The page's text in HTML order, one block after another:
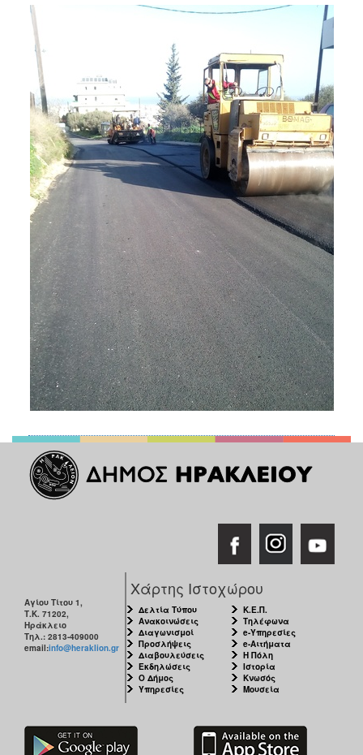
Αγίου Τίτου 1,
Τ.Κ. 71202,
Ηράκλειο
Τηλ.: 2813-409000
email:info@heraklion.gr
Χάρτης Ιστοχώρου
Δελτία Τύπου
Ανακοινώσεις
Διαγωνισμοί
Προσλήψεις
Διαβουλεύσεις
Εκδηλώσεις
Ο Δήμος
Υπηρεσίες
Κ.Ε.Π.
Τηλέφωνα
e-Υπηρεσίες
e-Αιτήματα
Η Πόλη
Ιστορία
Κνωσός
Μουσεία